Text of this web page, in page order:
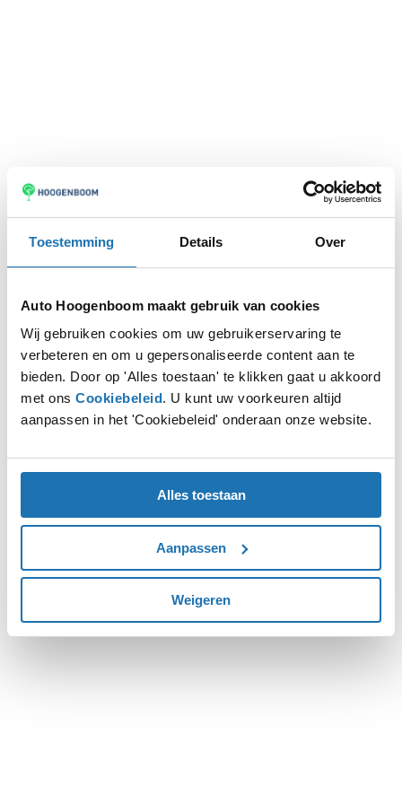
Toestemming Details Over
Auto Hoogenboom maakt gebruik van cookies
Wij gebruiken cookies om uw gebruikerservaring te
verbeteren en om u gepersonaliseerde content aan te
bieden. Door op 'Alles toestaan' te klikken gaat u akkoord
met ons Cookiebeleid. U kunt uw voorkeuren altijd
aanpassen in het 'Cookiebeleid' onderaan onze website.
Alles toestaan
Aanpassen
Weigeren
Application error: aclient-side exception has occurred while
loadingwww.autohoogenboom.nl (see the browser console
more information).